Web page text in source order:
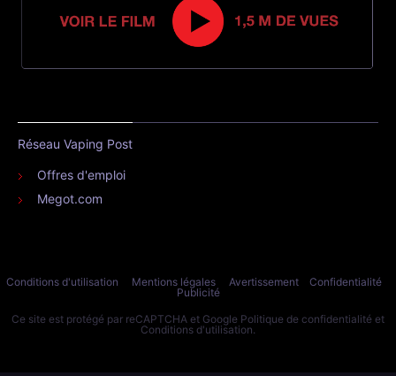
Réseau Vaping Post
Offres d'emploi
Megot.com
Conditions d'utilisation Mentions légales Avertissement
Confidentialité
Publicité
Ce site est protégé par reCAPTCHA et Google Politique de confidentialité et
Conditions d'utilisation.